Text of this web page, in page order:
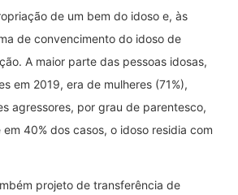
de um bem do idoso e, às
de convencimento do idoso de
A maior parte das pessoas idosas,
em 2019, era de mulheres (71%),
agressores, por grau de parentesco,
40% dos casos, o idoso residia com
projeto de transferência de